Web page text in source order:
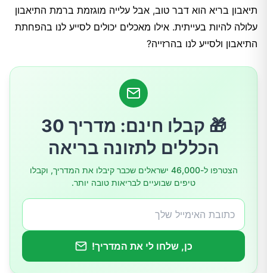
3.יוגורט
9.עלים ירוקים
תיאבון בריא הוא דבר טוב, אבל עלייה מוגזמת ברמת התיאבון
עלולה להיות בעייתית. אילו מאכלים יכולים לסייע לנו בהפחתת
התיאבון ולסייע לנו בהרזייה?
🎁 קבלו חינם: מדריך 30
הכללים לתזונה בריאה
הצטרפו ל-46,000 ישראלים שכבר קיבלו את המדריך, וקבלו
טיפים שבועיים לבריאות טובה יותר.
כן, שלחו לי את המדריך!